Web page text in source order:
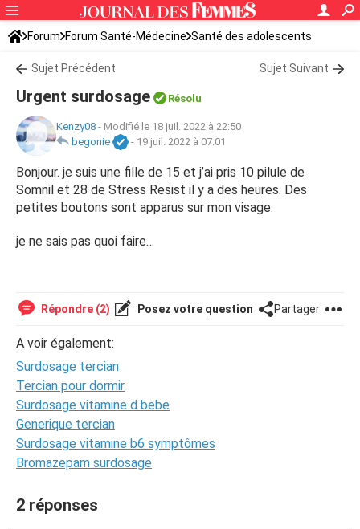
Forum Forum Santé-Médecine Santé des adolescents
Sujet Précédent Sujet Suivant
Urgent surdosage Résolu
Kenzy08 - Modifié le 18 juil. 2022 à 22:50
begonie
- 19 juil. 2022 à 07:01
Bonjour. je suis une fille de 15 et j’ai pris 10 pilule de
Somnil et 28 de Stress Resist il y a des heures. Des
petites boutons sont apparus sur mon visage.
je ne sais pas quoi faire…
Répondre (2) Posez votre question Partager
A voir également:
Surdosage tercian
Tercian pour dormir
Surdosage vitamine d bebe
Generique tercian
Surdosage vitamine b6 symptômes
Bromazepam surdosage
2 réponses